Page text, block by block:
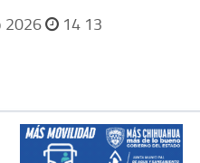
2026 14 13